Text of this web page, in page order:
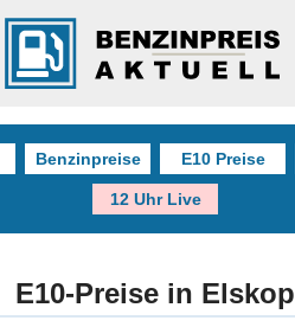
Benzinpreise E10 Preise
12 Uhr Live
E10-Preise in Elskop